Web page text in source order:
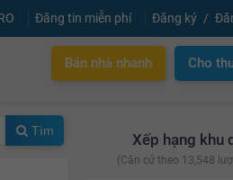
Đăng tin miễn phí Đăng ký
Bán nhà nhanh Cho
Xếp hạng khu
(Căn cứ theo 13,548
Tìm